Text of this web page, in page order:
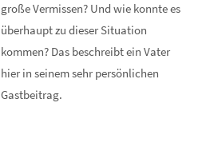
große Vermissen? Und wie konnte es
überhaupt zu dieser Situation
kommen? Das beschreibt ein Vater
hier in seinem sehr persönlichen
Gastbeitrag.